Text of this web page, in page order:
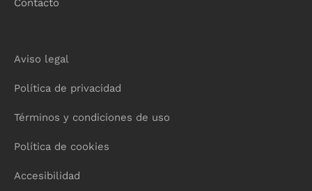
Contacto
Aviso legal
Política de privacidad
Términos y condiciones de uso
Política de cookies
Accesibilidad